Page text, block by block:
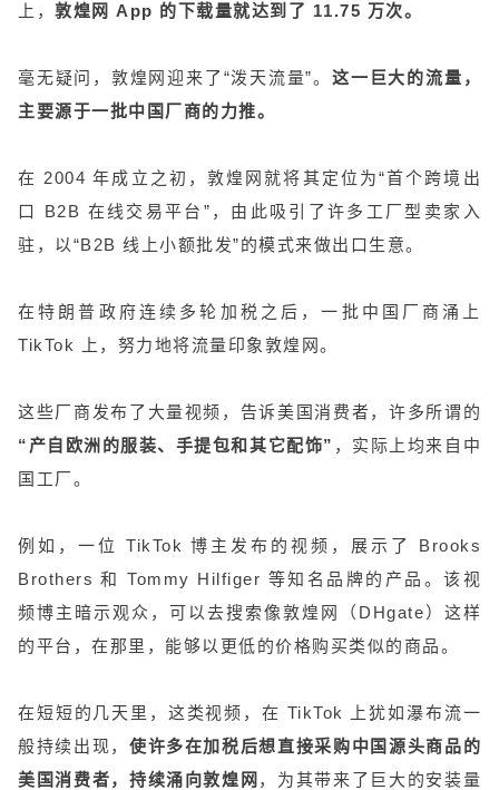
上， 敦煌网 App 的下载量就达到了 11.75 万次。
毫无疑问，敦煌网迎来了“泼天流量”。这一巨大的流量，
主要源于一批中国厂商的力推。
在 2004 年成立之初，敦煌网就将其定位为“首个跨境出
口 B2B 在线交易平台”，由此吸引了许多工厂型卖家入
驻，以“B2B 线上小额批发”的模式来做出口生意。
在特朗普政府连续多轮加税之后，一批中国厂商涌上
TikTok 上，努力地将流量印象敦煌网。
这些厂商发布了大量视频，告诉美国消费者，许多所谓的
“产自欧洲的服装、手提包和其它配饰” ，实际上均来自中
国工厂。
例如，一位 TikTok 博主发布的视频，展示了 Brooks
Brothers 和 Tommy Hilfiger 等知名品牌的产品。该视
频博主暗示观众，可以去搜索像敦煌网（DHgate）这样
的平台，在那里，能够以更低的价格购买类似的商品。
在短短的几天里，这类视频，在 TikTok 上犹如瀑布流一
般持续出现， 使许多在加税后想直接采购中国源头商品的
美国消费者，持续涌向敦煌网 ，为其带来了巨大的安装量